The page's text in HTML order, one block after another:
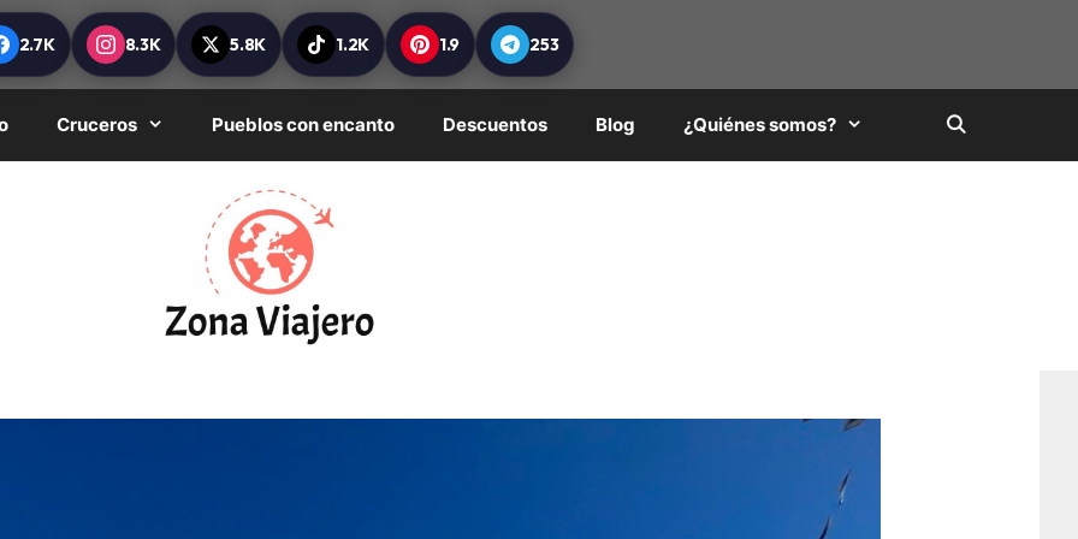
2.7K 8.3K 5.8K 1.2K 1.9 253
Cruceros Pueblos con encanto Descuentos Blog ¿Quiénes somos?